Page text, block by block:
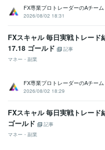
FX専業プロトレーダーのAチーム
2026/08/02 18:31
FXスキャル 毎日実戦トレード
17.18 ゴールド
記事
マネー・副業
FX専業プロトレーダーのAチーム
2026/08/02 18:29
FXスキャル 毎日実戦トレード
ゴールド
記事
マネー・副業